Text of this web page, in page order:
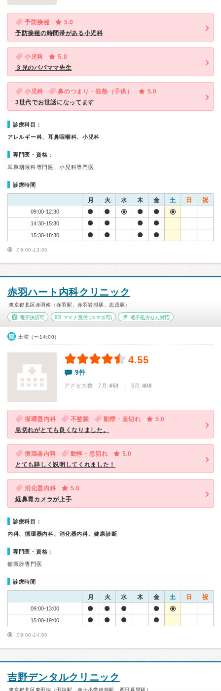
予防接種
5.0
予防接種の時間帯がある小児科
小児科
5.0
３児のパパママ先生
小児科 鼻のつまり・発熱（子供）
5.0
3世代でお世話になってます
診療科目：
アレルギー科、耳鼻咽喉科、小児科
専門医・資格：
耳鼻咽喉科専門医、小児科専門医
診療時間
月 火 水 木 金 土 日 祝
09:00-12:30
14:30-15:30
15:30-18:30
09:00-13:00
赤羽ハート内科クリニック
東京都北区赤羽南（赤羽駅、赤羽岩淵駅、志茂駅）
電子決済可 マイナ受付(スマホ可) 電子処方せん対応
土曜（〜14:00）
4.55
9件
アクセス数 7月:453 | 6月:408
循環器内科 不整脈 動悸・息切れ
5.0
息切れがとても良くなりました。
循環器内科 動悸・息切れ
5.0
とても詳しく説明してくれました！
消化器内科
5.0
経鼻胃カメラが上手
診療科目：
内科、循環器内科、消化器内科、健康診断
専門医・資格：
循環器専門医
診療時間
月 火 水 木 金 土 日 祝
09:00-13:00
15:00-19:00
09:00-14:00
吉野デンタルクリニック
東京都北区東田端（田端駅、赤土小学校前駅、西日暮里駅）